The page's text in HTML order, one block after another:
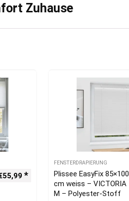
Zuhause
55,99
FENSTERDRAPIERUNG
Plissee EasyFix 85×100
cm weiss – VICTORIA
M – Polyester-Stoff